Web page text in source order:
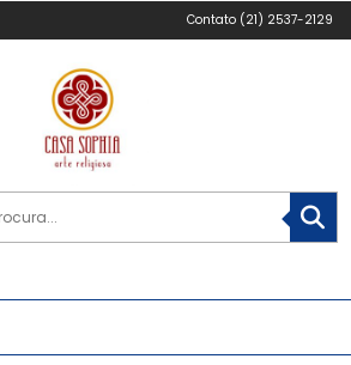
(21) 2537-2129